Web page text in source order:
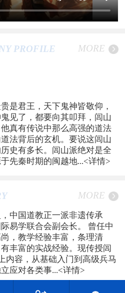
PROFILE MORE
是君王，天下鬼神皆敬仰，
见了，都要向其叩拜，闾山
真有传说中那么高强的道法
法背后的玄机。要说这闾山
史有多长。闾山派绝对是全
先秦时期的闽越地...<详情>
MORE
中国道教正一派非遗传承
易学联合会副会长。 曾任中
，教学经验丰富，条理清
丰富的实战经验。现传授闾
内容，从基础入门到高级兵马
应对各类事...<详情>